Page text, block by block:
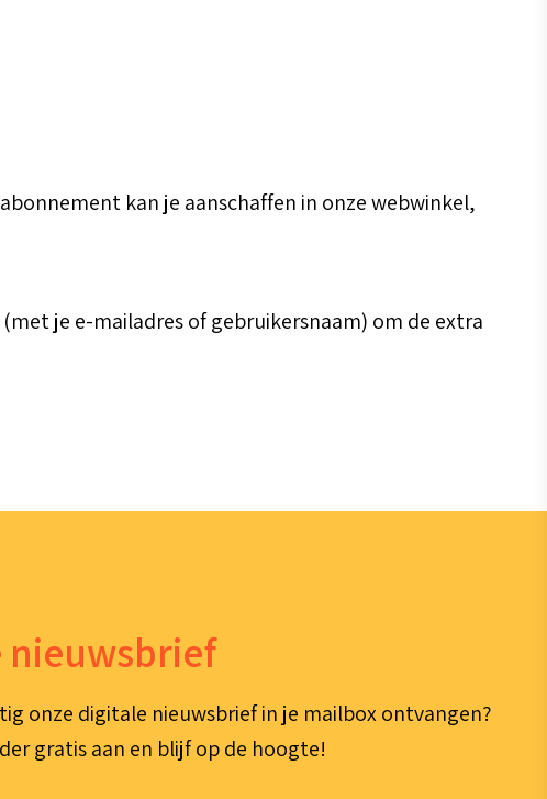
kan je aanschaffen in onze webwinkel,
je e-mailadres of gebruikersnaam) om de extra
nieuwsbrief
onze digitale nieuwsbrief in je mailbox ontvangen?
gratis aan en blijf op de hoogte!